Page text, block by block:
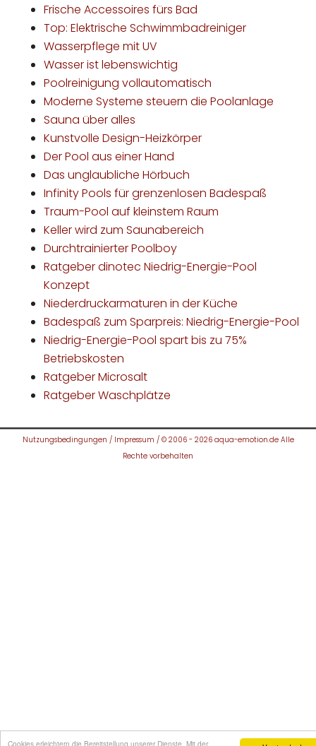
Cookies erleichtern die Bereitstellung unserer Dienste. Mit der
Frische Accessoires fürs Bad
Top: Elektrische Schwimmbadreiniger
Wasserpflege mit UV
Wasser ist lebenswichtig
Poolreinigung vollautomatisch
Moderne Systeme steuern die Poolanlage
Sauna über alles
Kunstvolle Design-Heizkörper
Der Pool aus einer Hand
Das unglaubliche Hörbuch
Infinity Pools für grenzenlosen Badespaß
Traum-Pool auf kleinstem Raum
Keller wird zum Saunabereich
Durchtrainierter Poolboy
Ratgeber dinotec Niedrig-Energie-Pool
Konzept
Niederdruckarmaturen in der Küche
Badespaß zum Sparpreis: Niedrig-Energie-Pool
Niedrig-Energie-Pool spart bis zu 75%
Betriebskosten
Ratgeber Microsalt
Ratgeber Waschplätze
Nutzungsbedingungen / Impressum / © 2006 - 2026 aqua-emotion.de Alle
Rechte vorbehalten